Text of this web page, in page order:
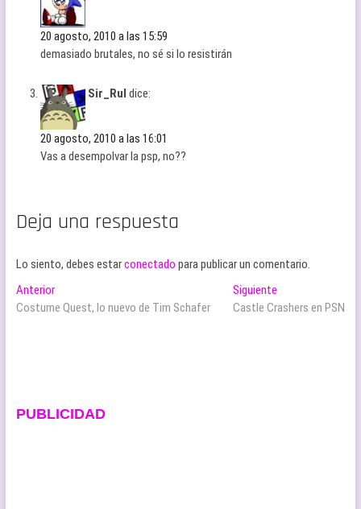
20 agosto, 2010 a las 15:59
demasiado brutales, no sé si lo resistirán
Sir_Rul dice:
20 agosto, 2010 a las 16:01
Vas a desempolvar la psp, no??
Deja una respuesta
Lo siento, debes estarconectado para publicar un comentario.
Navegación
de
AnteriorEntrada
anterior:
Costume Quest, lo nuevo de Tim Schafer
Siguiente
siguiente:
Castle Crashers en PSN
PUBLICIDAD